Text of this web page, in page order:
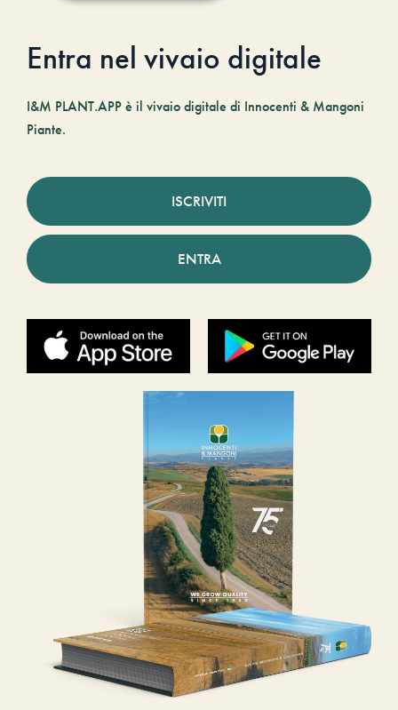
Entra nel vivaio digitale
I&M PLANT.APP è il vivaio digitale di Innocenti & Mangoni
Piante.
ISCRIVITI
ENTRA